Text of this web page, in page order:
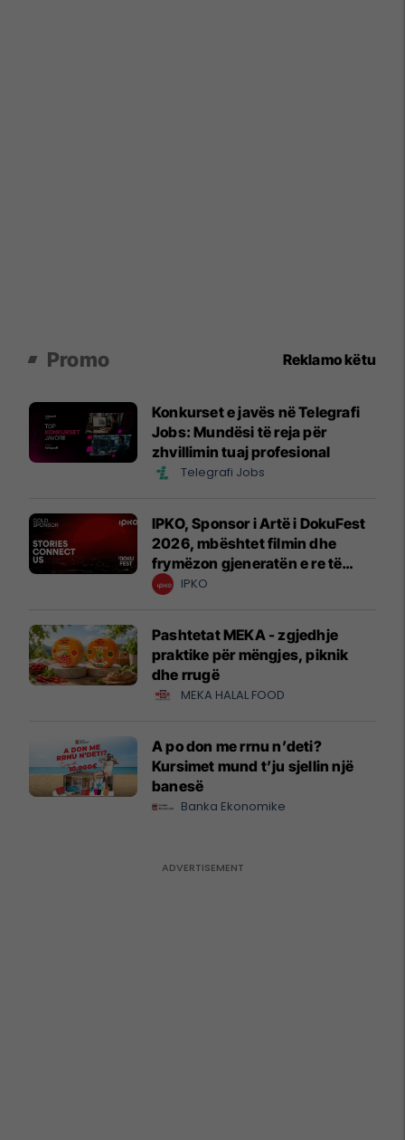
Promo Reklamo këtu
Konkurset e javës në Telegrafi
Jobs: Mundësi të reja për
zhvillimin tuaj profesional
Telegrafi Jobs
IPKO, Sponsor i Artë i DokuFest
2026, mbështet filmin dhe
frymëzon gjeneratën e re të
krijuesve
IPKO
Pashtetat MEKA - zgjedhje
praktike për mëngjes, piknik
dhe rrugë
MEKA HALAL FOOD
A po don me rrnu n’deti?
Kursimet mund t’ju sjellin një
banesë
Banka Ekonomike